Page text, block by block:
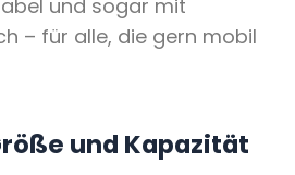
und sogar mit
– für alle, die gern mobil
und Kapazität